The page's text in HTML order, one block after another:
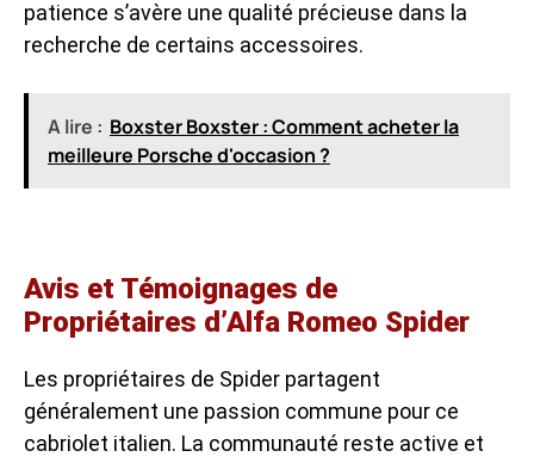
patience s’avère une qualité précieuse dans la
recherche de certains accessoires.
A lire : Boxster Boxster : Comment acheter la
meilleure Porsche d'occasion ?
Avis et Témoignages de
Propriétaires d’Alfa Romeo Spider
Les propriétaires de Spider partagent
généralement une passion commune pour ce
cabriolet italien. La communauté reste active et